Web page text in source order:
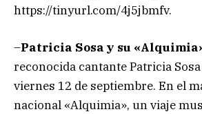
https://tinyurl.com/4j5jbmfv.
–Patricia Sosa y su
reconocida cantante Patricia
viernes 12 de septiembre. En el
nacional «Alquimia», un viaje